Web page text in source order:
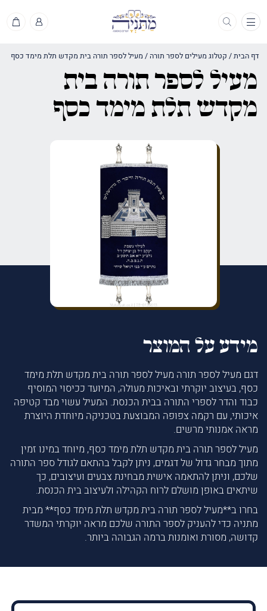
תפריט
דף הבית/ קטלוג מעילים לספר תורה / מעיל לספר תורה בית מקדש תלת מימד כסף
מעיל לספר תורה בית
מקדש תלת מימד כסף
מידע על המוצר
דגם מעיל לספר תורה מעיל לספר תורה בית מקדש תלת מימד
כסף, בעיצוב יוקרתי ובאיכות מעולה, המיועד ככיסוי המוסיף
כבוד והדר לספרי התורה בבית הכנסת. המעיל עשוי מבד קטיפה
איכותי, עם רקמה צפופה המבוצעת בטכניקה מיוחדת היוצרת
מראה אמנותי מרשים.
מעיל לספר תורה בית מקדש תלת מימד כסף, מיוחד במינו זמין
מתוך מבחר גדול של דגמים, ניתן לקבל בהתאם לגודל ספר התורה
שלכם, וניתן להתאמה אישית מבחינת צבעים ועיצובים, כך
שיתאים באופן מושלם לרוח הקהילה ולעיצוב בית הכנסת.
בחרו ב**מעיל לספר תורה בית מקדש תלת מימד כסף** מבית
מתניה כדי להעניק לספר התורה שלכם מראה יוקרתי המשדר
קדושה, מסורת ואומנות ברמה הגבוהה ביותר.